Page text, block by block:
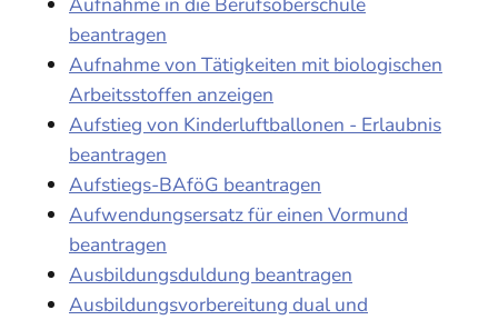
beantragen
Aufnahme von Tätigkeiten mit biologischen
Arbeitsstoffen anzeigen
Aufstieg von Kinderluftballonen - Erlaubnis
beantragen
Aufstiegs-BAföG beantragen
Aufwendungsersatz für einen Vormund
beantragen
Ausbildungsduldung beantragen
Ausbildungsvorbereitung dual und